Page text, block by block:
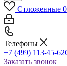
Отложенные 0
Телефоны
+7 (499) 113-45-62
Заказать звонок